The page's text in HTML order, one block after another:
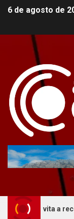
6 de agosto de
invita a recorrer